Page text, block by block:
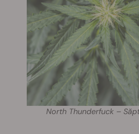
North Thunderfuck –